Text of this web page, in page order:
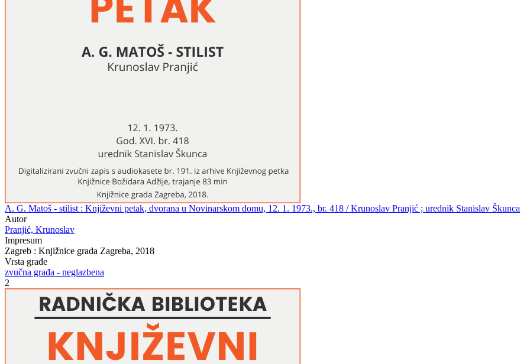
A. G. Matoš - stilist : Književni petak, dvorana u Novinarskom domu, 12. 1. 1973., br. 418 / Krunoslav Pranjić ; urednik Stanislav Škunca
Autor
Pranjić, Krunoslav
Impresum
Zagreb : Knjižnice grada Zagreba, 2018
Vrsta građe
zvučna građa - neglazbena
2